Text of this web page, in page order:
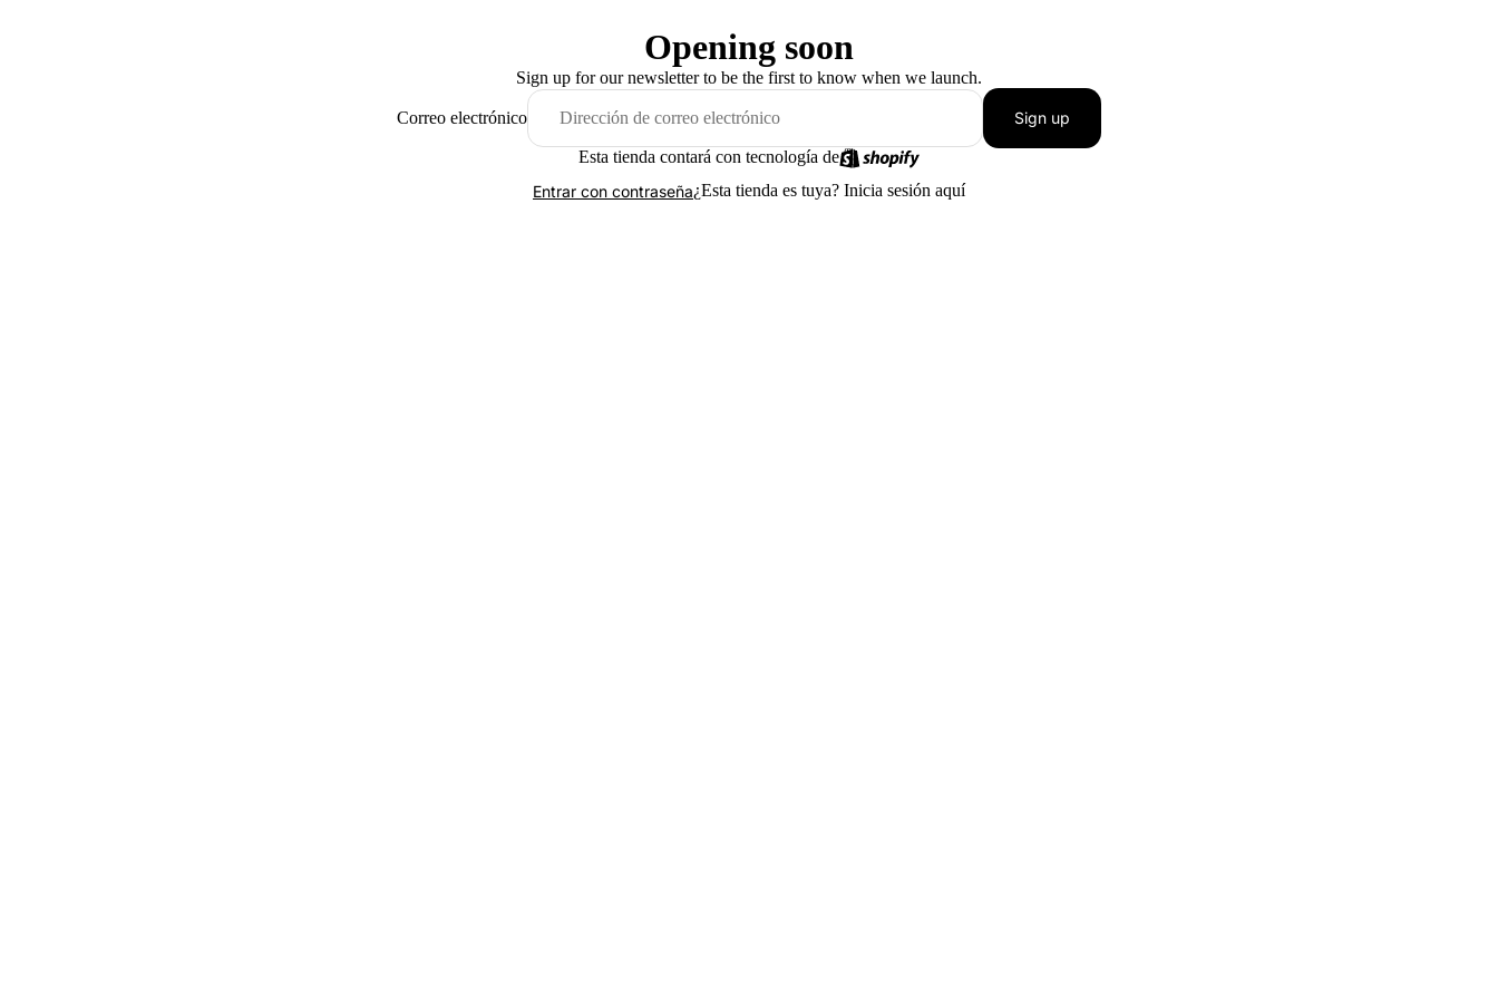
Opening soon
Sign up for our newsletter to be the first to know when we launch.
Correo electrónico Sign up
Esta tienda contará con tecnología de
Entrar con contraseña¿Esta tienda es tuya? Inicia sesión aquí